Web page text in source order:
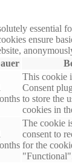
essential
ensure
This cookie
Consent
to store the
cookies in
The cookie
consent to
for the